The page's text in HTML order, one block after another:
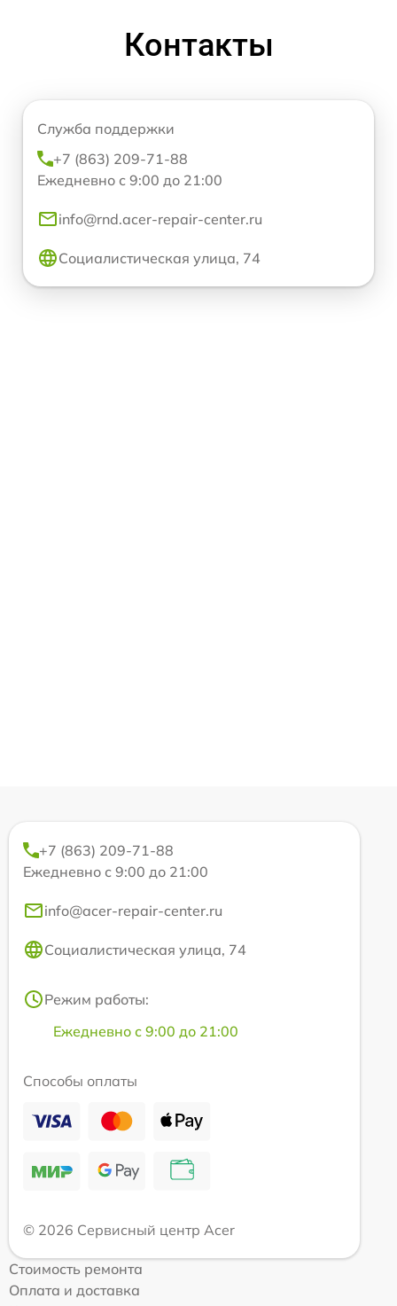
Контакты
Служба поддержки
+7 (863) 209-71-88
Ежедневно с 9:00 до 21:00
info@rnd.acer-repair-center.ru
Социалистическая улица, 74
+7 (863) 209-71-88
Ежедневно с 9:00 до 21:00
info@acer-repair-center.ru
Социалистическая улица, 74
Режим работы:
Ежедневно с 9:00 до 21:00
Способы оплаты
© 2026 Сервисный центр Acer
Стоимость ремонта
Оплата и доставка